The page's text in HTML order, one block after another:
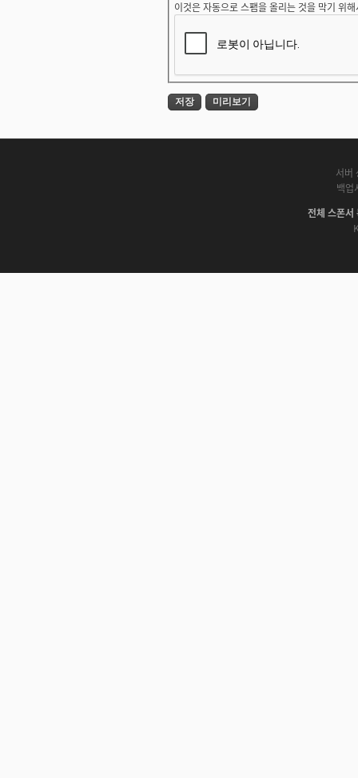
이것은 자동으로 스팸을 올리는 것을 막기 위
서버
백업
전체 스폰서